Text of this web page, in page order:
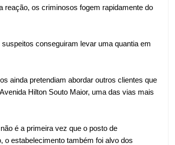
reação, os criminosos fogem rapidamente do
conseguiram levar uma quantia em
ainda pretendiam abordar outros clientes que
Hilton Souto Maior, uma das vias mais
é a primeira vez que o posto de
estabelecimento também foi alvo dos